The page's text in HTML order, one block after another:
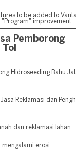
to be added to
improvement.
Pemborong
Hidroseeding Bahu
Reklamasi dan
dan reklamasi lahan.
mengalami erosi.